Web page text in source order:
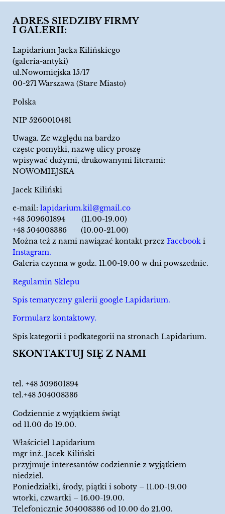
ADRES SIEDZIBY FIRMY
I GALERII:
Lapidarium Jacka Kilińskiego
(galeria-antyki)
ul.Nowomiejska 15/17
00-271 Warszawa (Stare Miasto)
Polska
NIP 5260010481
Uwaga. Ze względu na bardzo
częste pomyłki, nazwę ulicy proszę
wpisywać dużymi, drukowanymi literami:
NOWOMIEJSKA
Jacek Kiliński
e-mail: lapidarium.kil@gmail.co
+48 509601894 (11.00-19.00)
+48 504008386 (10.00-21.00)
Można też z nami nawiązać kontakt przez Facebook i
Instagram.
Galeria czynna w godz. 11.00-19.00 w dni powszednie.
Regulamin Sklepu
Spis tematyczny galerii google Lapidarium.
Formularz kontaktowy.
Spis kategorii i podkategorii na stronach Lapidarium.
SKONTAKTUJ SIĘ Z NAMI
tel. +48 509601894
tel.+48 504008386
Codziennie z wyjątkiem świąt
od 11.00 do 19.00.
Właściciel Lapidarium
mgr inż. Jacek Kiliński
przyjmuje interesantów codziennie z wyjątkiem
niedziel.
Poniedziałki, środy, piątki i soboty – 11.00-19.00
wtorki, czwartki – 16.00-19.00.
Telefonicznie 504008386 od 10.00 do 21.00.